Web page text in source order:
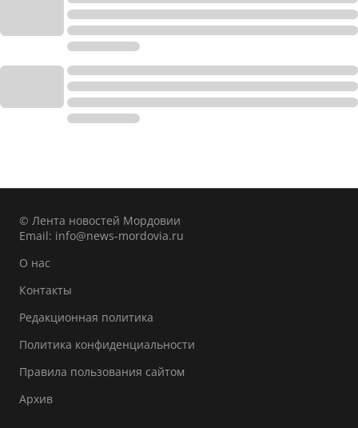
© Лента новостей Мордовии
Email: info@news-mordovia.ru
О нас
Контакты
Редакционная политика
Политика конфиденциальности
Правила пользования сайтом
Архив